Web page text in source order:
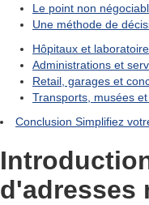
Le point non
Une méthode de
Hôpitaux et
Administrations et
Retail, garages et
Transports, musées
Conclusion Simplifiez
d'adresses